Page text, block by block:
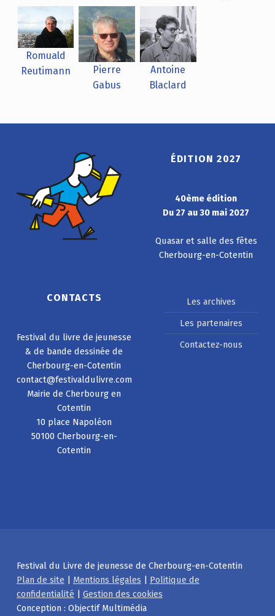
Romuald
Reutimann
Pierre
Gabus
Antoine
Blaclard
ÉDITION 2027
40ème édition
Du 27 au 30 mai 2027
Quasar et salle des fêtes
Cherbourg-en-Cotentin
CONTACTS
Festival du livre de jeunesse
& de bande dessinée de
Cherbourg-en-Cotentin
contact@festivaldulivre.com
Mairie de Cherbourg en
Cotentin
10 place Napoléon
50100 Cherbourg-en-
Cotentin
Les archives
Les partenaires
Contactez-nous
Festival du Livre de jeunesse de Cherbourg-en-Cotentin
Plan de site | Mentions légales | Politique de
confidentialité | Gestion des cookies
Conception : Objectif Multimédia